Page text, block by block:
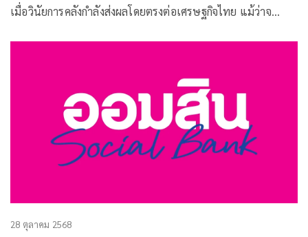
เมื่อวินัยการคลังกำลังส่งผลโดยตรงต่อเศรษฐกิจไทย แม้ว่าจ…
28 ตุลาคม 2568